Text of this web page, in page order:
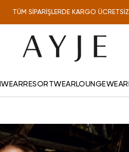
ONLINE'A ÖZEL %10 İNDİRİM
RESORTWEARLOUNGEWEAR